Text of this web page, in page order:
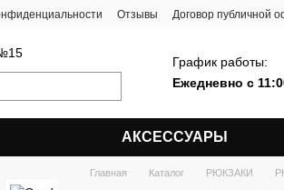
Отзывы Договор публичной
График работы:
Ежедневно с
АКСЕССУАРЫ
Главная Каталог РЮКЗАКИ